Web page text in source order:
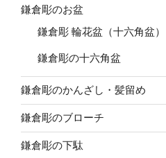
鎌倉彫のお盆
鎌倉彫 輪花盆（十六角盆）
鎌倉彫の十六角盆
鎌倉彫のかんざし・髪留め
鎌倉彫のブローチ
鎌倉彫の下駄